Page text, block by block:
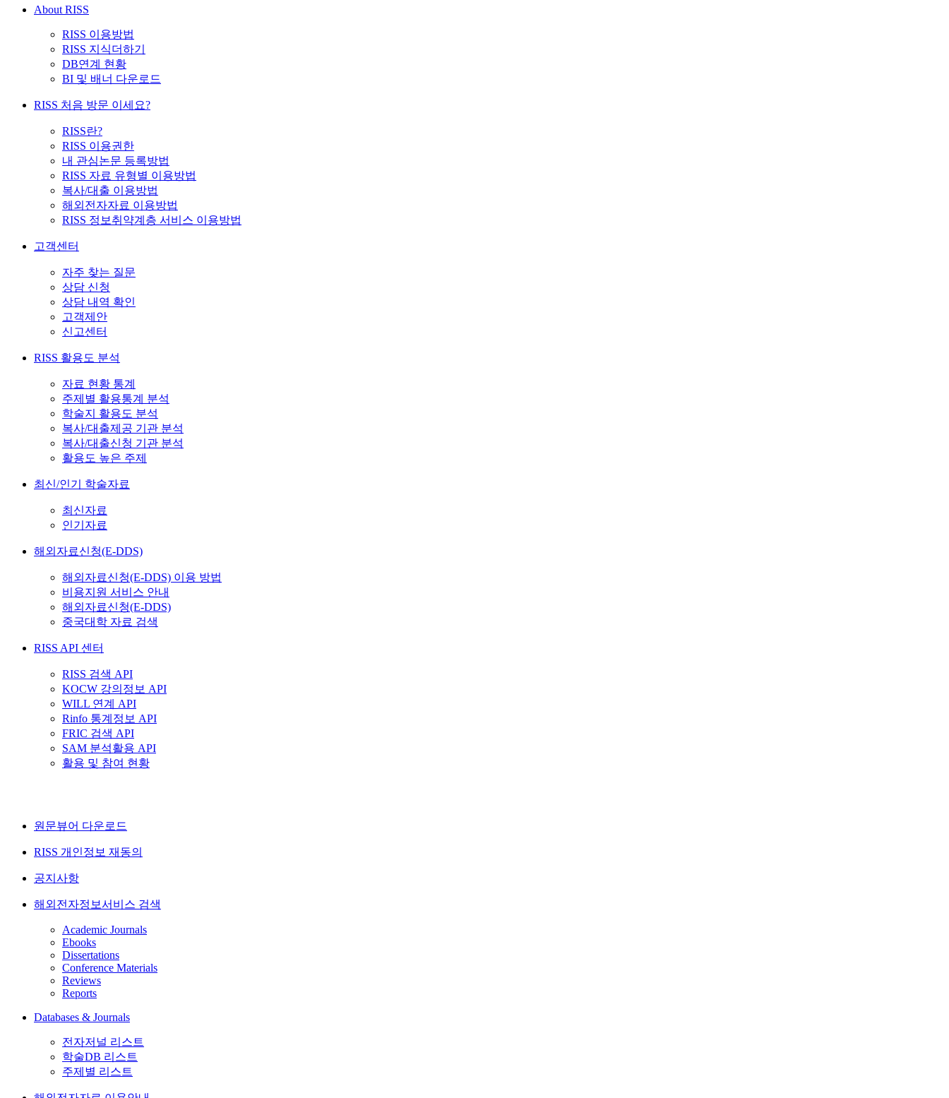
About RISS
RISS 이용방법
RISS 지식더하기
DB연계 현황
BI 및 배너 다운로드
RISS 처음 방문 이세요?
RISS란?
RISS 이용권한
내 관심논문 등록방법
RISS 자료 유형별 이용방법
복사/대출 이용방법
해외전자자료 이용방법
RISS 정보취약계층 서비스 이용방법
고객센터
자주 찾는 질문
상담 신청
상담 내역 확인
고객제안
신고센터
RISS 활용도 분석
자료 현황 통계
주제별 활용통계 분석
학술지 활용도 분석
복사/대출제공 기관 분석
복사/대출신청 기관 분석
활용도 높은 주제
최신/인기 학술자료
최신자료
인기자료
해외자료신청(E-DDS)
해외자료신청(E-DDS) 이용 방법
비용지원 서비스 안내
해외자료신청(E-DDS)
중국대학 자료 검색
RISS API 센터
RISS 검색 API
KOCW 강의정보 API
WILL 연계 API
Rinfo 통계정보 API
FRIC 검색 API
SAM 분석활용 API
활용 및 참여 현황
원문뷰어 다운로드
RISS 개인정보 재동의
공지사항
해외전자정보서비스 검색
Academic Journals
Ebooks
Dissertations
Conference Materials
Reviews
Reports
Databases & Journals
전자저널 리스트
학술DB 리스트
주제별 리스트